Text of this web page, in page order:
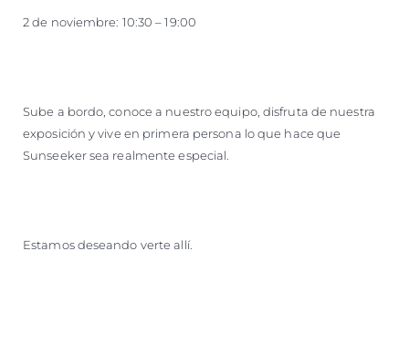
2 de noviembre: 10:30 – 19:00
Sube a bordo, conoce a nuestro equipo, disfruta de nuestra
exposición y vive en primera persona lo que hace que
Sunseeker sea realmente especial.
Estamos deseando verte allí.